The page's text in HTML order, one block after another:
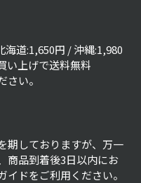
道:1,650円 / 沖縄:1,980
い上げで送料無料
さい。
期しておりますが、万一
商品到着後3日以内にお
イドをご利用ください。